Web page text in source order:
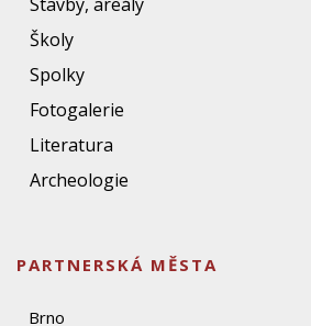
Školy
Spolky
Fotogalerie
Literatura
Archeologie
PARTNERSKÁ MĚSTA
Brno